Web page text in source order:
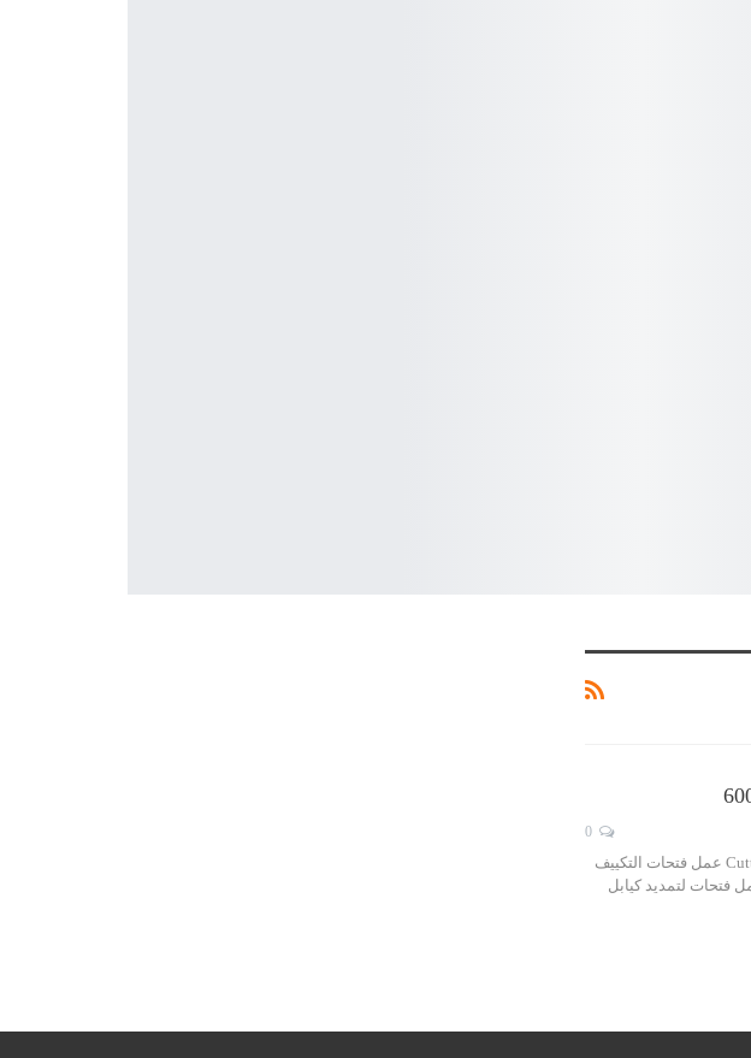
قص الخرسانة المسلحة وفتحات الكور الليزر Cutting reinforced concrete core عمل فتحات التكييف
فتحات لتمديد كيابل